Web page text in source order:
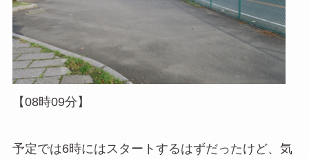
【08時09分】
予定では6時にはスタートするはずだったけど、気